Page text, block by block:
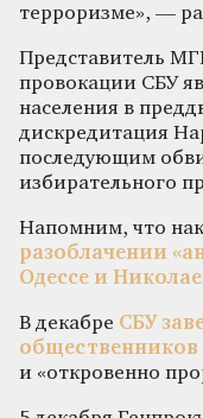
терроризме», —
Представитель
провокации СБУ
населения в
дискредитация
последующим
избирательного
Напомним, что
разоблачении
Одессе и
В декабре СБУ
и «откровенно